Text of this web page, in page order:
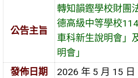
公告主旨
轉知韻鏗學校財團
德高級中等學校
車科新生說明會」
明會」
發佈日期
2026 年 5 月 15 日